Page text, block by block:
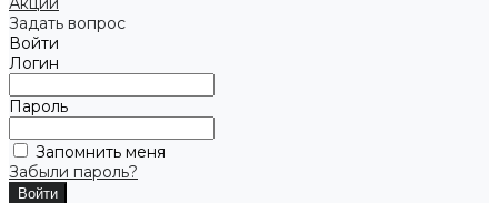
Задать вопрос
Войти
Логин
Пароль
Запомнить меня
Забыли пароль?